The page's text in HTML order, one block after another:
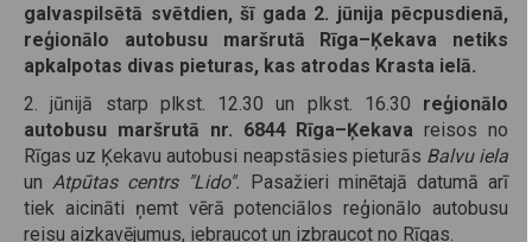
galvaspilsētā svētdien, šī gada 2. jūnija pēcpusdienā,
reģionālo autobusu maršrutā Rīga–Ķekava netiks
apkalpotas divas pieturas, kas atrodas Krasta ielā.
2. jūnijā starp plkst. 12.30 un plkst. 16.30 reģionālo
autobusu maršrutā nr. 6844 Rīga–Ķekavareisos no
Rīgas uz Ķekavu autobusi neapstāsies pieturās Balvu iela
un Atpūtas centrs "Lido". Pasažieri minētajā datumā arī
tiek aicināti ņemt vērā potenciālos reģionālo autobusu
reisu aizkavējumus, iebraucot un izbraucot no Rīgas.